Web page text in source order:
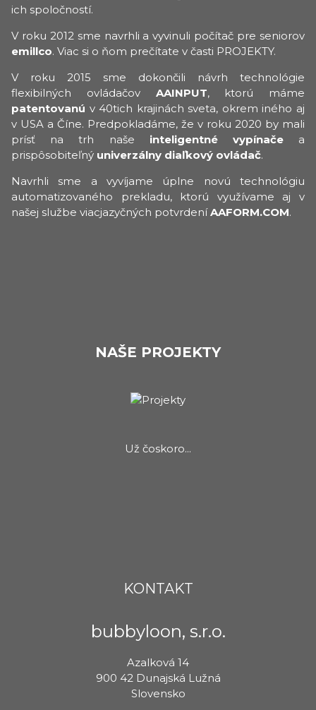
ich spoločností.
V roku 2012 sme navrhli a vyvinuli počítač pre seniorov
emillco. Viac si o ňom prečítate v časti PROJEKTY.
V roku 2015 sme dokončili návrh technológie
flexibilných ovládačov AAINPUT, ktorú máme
patentovanú v 40tich krajinách sveta, okrem iného aj
v USA a Číne. Predpokladáme, že v roku 2020 by mali
prísť na trh naše inteligentné vypínačea
prispôsobiteľný univerzálny diaľkový ovládač.
Navrhli sme a vyvíjame úplne novú technológiu
automatizovaného prekladu, ktorú využívame aj v
našej službe viacjazyčných potvrdeníAAFORM.COM.
NAŠE PROJEKTY
Už čoskoro...
KONTAKT
bubbyloon, s.r.o.
Azalková 14
900 42 Dunajská Lužná
Slovensko